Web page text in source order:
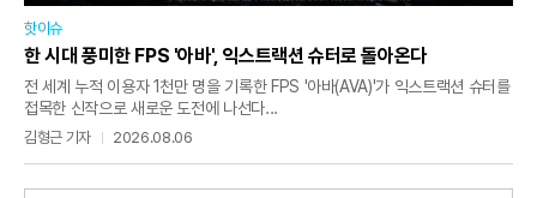
핫이슈
한 시대 풍미한 FPS '아바', 익스트랙션 슈터로 돌아온다
전 세계 누적 이용자 1천만 명을 기록한 FPS '아바(AVA)'가 익스트랙션 슈터를
접목한 신작으로 새로운 도전에 나선다...
김형근 기자 2026.08.06